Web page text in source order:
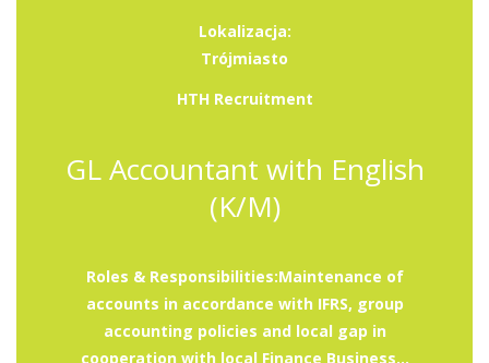
Lokalizacja:
Trójmiasto
HTH Recruitment
GL Accountant with English
(K/M)
Roles & Responsibilities:Maintenance of
accounts in accordance with IFRS, group
accounting policies and local gap in
cooperation with local Finance Business...